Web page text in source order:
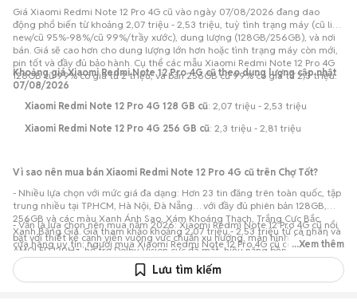
Giá Xiaomi Redmi Note 12 Pro 4G cũ vào ngày 07/08/2026 đang dao
động phổ biến từ khoảng 2,07 triệu - 2,53 triệu, tuỳ tình trạng máy (cũ like
new/cũ 95%-98%/cũ 99%/trầy xước), dung lượng (128GB/256GB), và nơi
bán. Giá sẽ cao hơn cho dung lượng lớn hơn hoặc tình trạng máy còn mới,
pin tốt và đầy đủ bảo hành. Cụ thể các mẫu Xiaomi Redmi Note 12 Pro 4G
128GB cũ 99% có giá từ 2 triệu, và bản 256GB cũ 99% có giá từ 2,3 triệu.
Khoảng giá Xiaomi Redmi Note 12 Pro 4G cũ theo dung lượng cập nhật
07/08/2026
Xiaomi Redmi Note 12 Pro 4G 128 GB cũ: 2,07 triệu - 2,53 triệu
Xiaomi Redmi Note 12 Pro 4G 256 GB cũ: 2,3 triệu - 2,81 triệu
Vì sao nên mua bán Xiaomi Redmi Note 12 Pro 4G cũ trên Chợ Tốt?
- Nhiều lựa chọn với mức giá đa dạng: Hơn 23 tin đăng trên toàn quốc, tập
trung nhiều tại TP.HCM, Hà Nội, Đà Nẵng… với đầy đủ phiên bản 128GB,
256GB và các màu Xanh Ánh Sao, Xám Khoáng Thạch, Trắng Cực Bắc,
Xanh Băng Giá. Giá tham khảo khoảng 2,07 triệu - 2,53 triệu từ cá nhân và
cửa hàng uy tín; người mua Xiaomi Redmi Note 12 Pro 4G cũ có thể trao
đổi trực tiếp để chốt mức giá phù hợp ngân sách.
- Vẫn là lựa chọn nên mua năm 2026: Xiaomi Redmi Note 12 Pro 4G cũ nổi
bật với thiết kế cạnh viền vuông vức chuẩn xu hướng, màn hình 6.67 inch
AMOLED 120Hz, hỗ trợ Dolby Vision cực đã mắt, hiệu năng bền bỉ quen
thuộc từ chip Snapdragon 732G xử lý gọn gàng đa nhiệm, cụm camera
108MP xuất sắc trong phân khúc, cùng viên pin 5000mAh sạc siêu tốc 67W.
...Xem thêm
Lưu tìm kiếm